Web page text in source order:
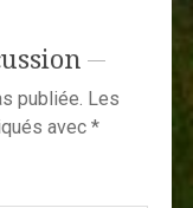
publiée. Les
avec *